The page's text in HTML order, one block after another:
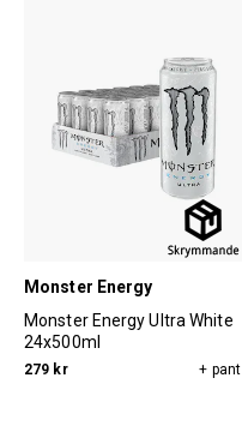
Monster Energy
Monster Energy Ultra White
24x500ml
279 kr + pant